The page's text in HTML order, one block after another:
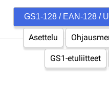
Asettelu
GS1-etuliitteet